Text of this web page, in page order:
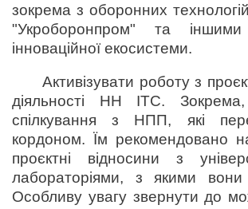
зокрема з оборонних
"Укроборонпром" та іншими
інноваційної екосистеми.
Активізувати роботу з
діяльності НН ІТС.
спілкування з НПП, які
кордоном. Їм рекомендовано
проєктні відносини з
лабораторіями, з якими вони
Особливу увагу звернути до